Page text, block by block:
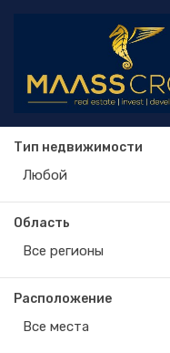
Тип недвижимости
Любой
Область
Все регионы
Расположение
Все места